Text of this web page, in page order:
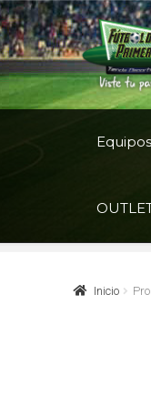
Ir
a
la
Ir
al
contenido
Equipos
Inicio